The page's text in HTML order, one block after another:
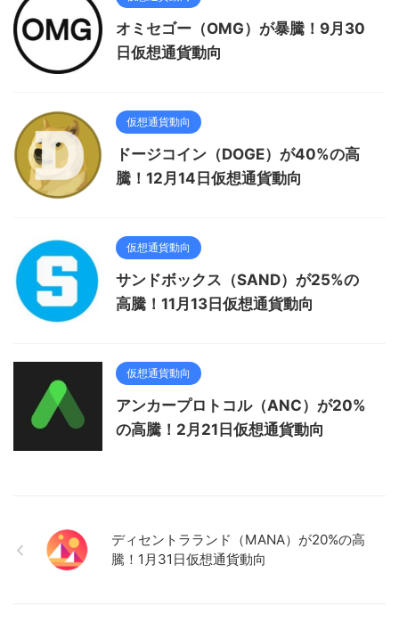
オミセゴー（OMG）が暴騰！9月30
日仮想通貨動向
仮想通貨動向
ドージコイン（DOGE）が40%の高
騰！12月14日仮想通貨動向
仮想通貨動向
サンドボックス（SAND）が25%の
高騰！11月13日仮想通貨動向
仮想通貨動向
アンカープロトコル（ANC）が20%
の高騰！2月21日仮想通貨動向
ディセントラランド（MANA）が20%の高
騰！1月31日仮想通貨動向